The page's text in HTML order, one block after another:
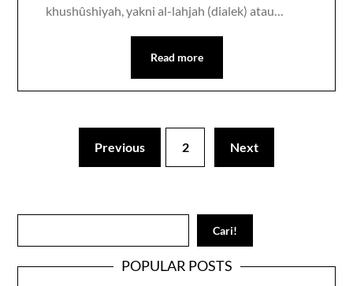
khushûshiyah, yakni al-lahjah (dialek) atau…
Read more
Previous 2 Next
Cari!
POPULAR POSTS